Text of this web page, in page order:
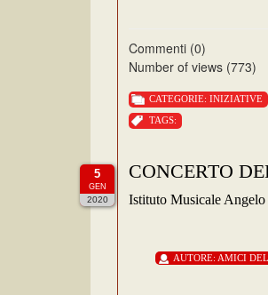
Commenti (0)
Number of views (773)
CATEGORIE: INIZIATIVE
TAGS:
5
GEN
2020
CONCERTO
Istituto Musicale
AUTORE: AMICI